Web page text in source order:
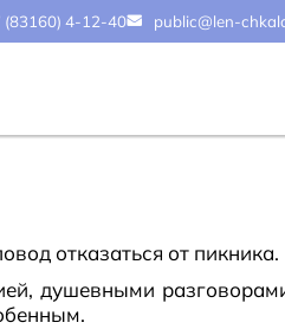
(83160) 4-12-40 public@len-
отказаться от пикника.
душевными